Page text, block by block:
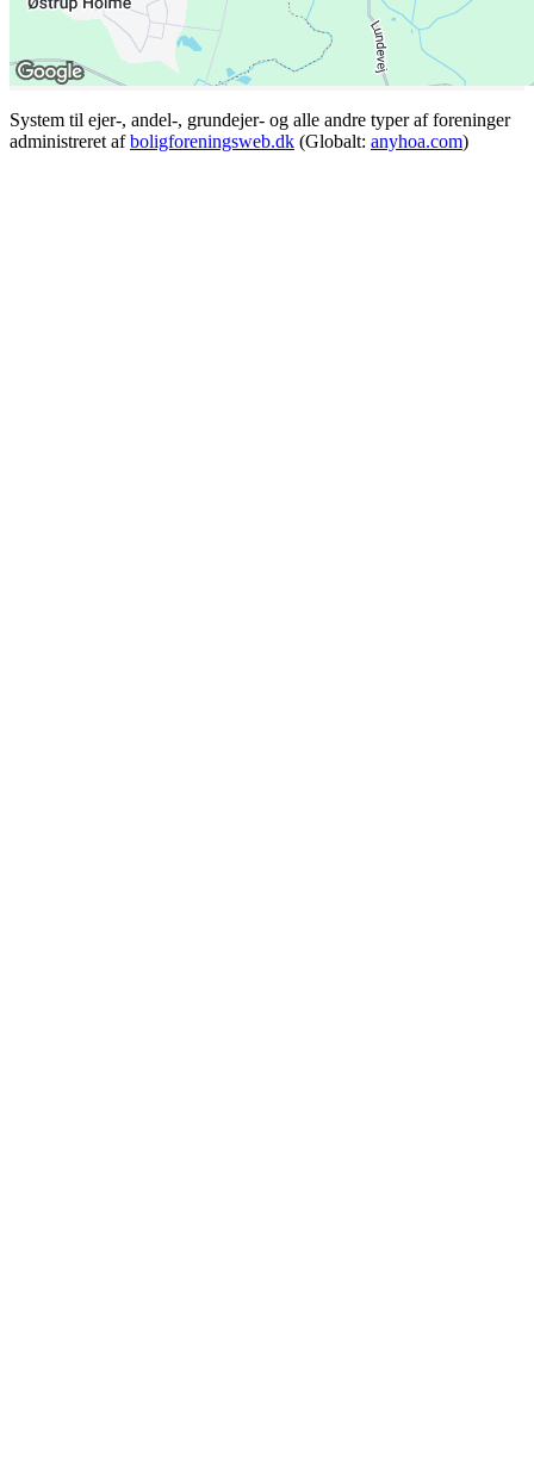
System til ejer-, andel-, grundejer- og alle andre typer af foreninger
administreret afboligforeningsweb.dk (Globalt: anyhoa.com)